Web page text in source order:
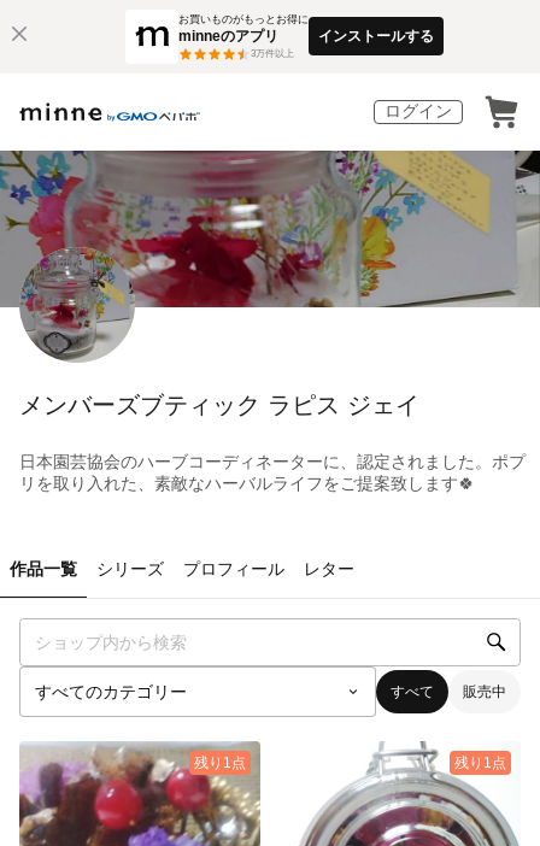
お買いものがもっとお得に
minneのアプリ
3万件以上
インストールする
ログイン
メンバーズブティック ラピス ジェイ
日本園芸協会のハーブコーディネーターに、認定されました。ポプ
リを取り入れた、素敵なハーバルライフをご提案致します🍀
作品一覧 シリーズ プロフィール レター
すべて 販売中
残り1点 残り1点